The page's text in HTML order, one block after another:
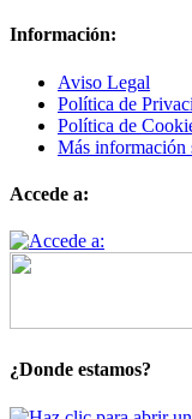
Información:
Aviso Legal
Política de
Política de
Más información
Accede a:
¿Donde estamos?